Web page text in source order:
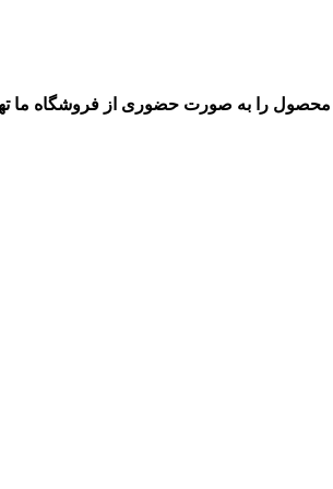
محصول را به صورت حضوری از فروشگاه ما